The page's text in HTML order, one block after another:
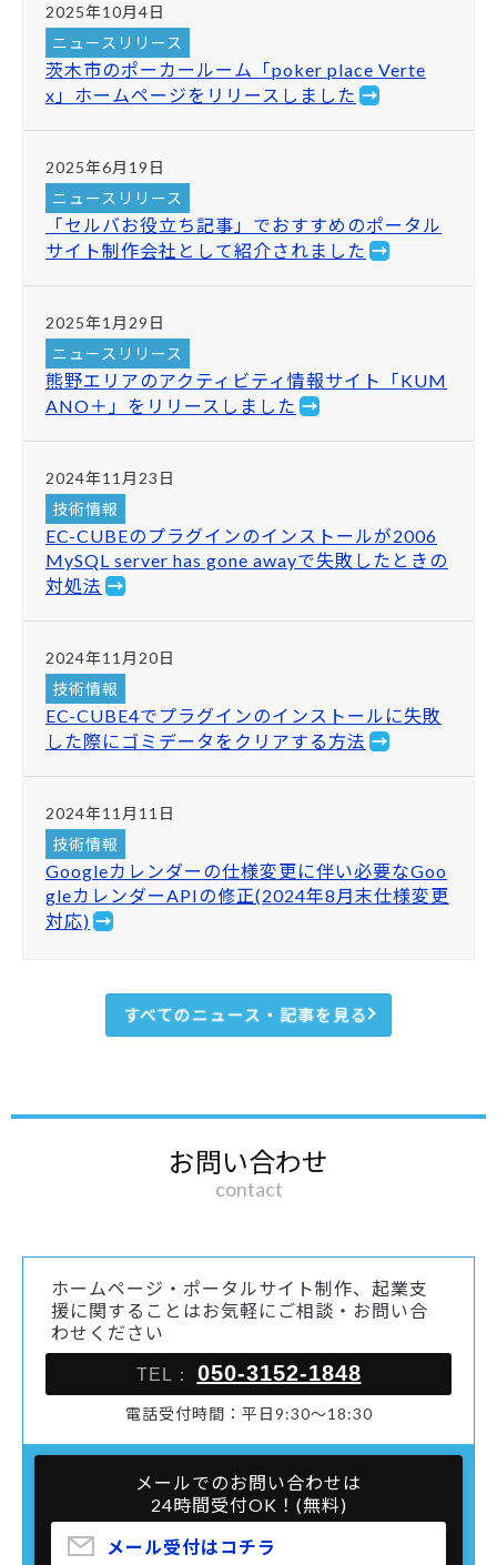
2025年10月4日
ニュースリリース
茨木市のポーカールーム「poker place Verte
x」ホームページをリリースしました
2025年6月19日
ニュースリリース
「セルバお役立ち記事」でおすすめのポータル
サイト制作会社として紹介されました
2025年1月29日
ニュースリリース
熊野エリアのアクティビティ情報サイト「KUM
ANO＋」をリリースしました
2024年11月23日
技術情報
EC-CUBEのプラグインのインストールが2006
MySQL server has gone awayで失敗したときの
対処法
2024年11月20日
技術情報
EC-CUBE4でプラグインのインストールに失敗
した際にゴミデータをクリアする方法
2024年11月11日
技術情報
Googleカレンダーの仕様変更に伴い必要なGoo
gleカレンダーAPIの修正(2024年8月末仕様変更
対応)
すべてのニュース・記事を見る
お問い合わせ
contact
ホームページ・ポータルサイト制作、起業支
援に関することはお気軽にご相談・お問い合
わせください
TEL： 050-3152-1848
電話受付時間：平日9:30～18:30
メールでのお問い合わせは
24時間受付OK！(無料)
メール受付はコチラ